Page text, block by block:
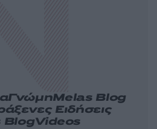
ΓνώμηMelas Blog
Ειδήσεις
BlogVideos